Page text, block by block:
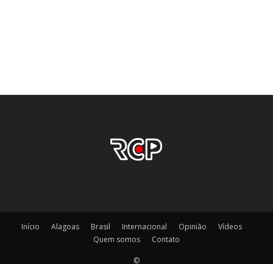
Início Alagoas Brasil Internacional Opinião
Vídeos
Quem somos
Contato
©